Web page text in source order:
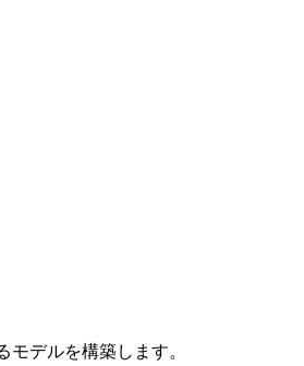
デルを構築します。